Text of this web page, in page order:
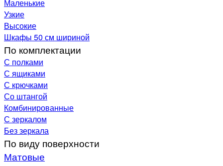
Маленькие
Узкие
Высокие
Шкафы 50 см шириной
По комплектации
С полками
С ящиками
С крючками
Со штангой
Комбинированные
С зеркалом
Без зеркала
По виду поверхности
Матовые